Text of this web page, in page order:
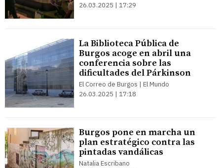
26.03.2025 | 17:29
La Biblioteca Pública de
Burgos acoge en abril una
conferencia sobre las
dificultades del Párkinson
El Correo de Burgos | El Mundo
26.03.2025 | 17:18
Burgos pone en marcha un
plan estratégico contra las
pintadas vandálicas
Natalia Escribano